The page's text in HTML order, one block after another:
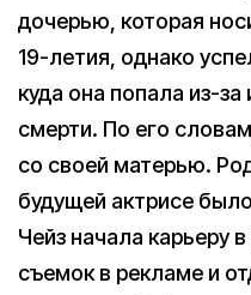
дочерью, которая
19-летия, однако
куда она попала из-
смерти. По его
со своей матерью.
будущей актрисе
Чейз начала карьеру
съемок в рекламе и